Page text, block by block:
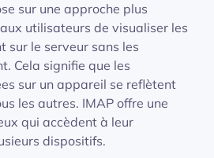
sur une approche plus
utilisateurs de visualiser les
sur le serveur sans les
Cela signifie que les
sur un appareil se reflètent
les autres. IMAP offre une
qui accèdent à leur
dispositifs.